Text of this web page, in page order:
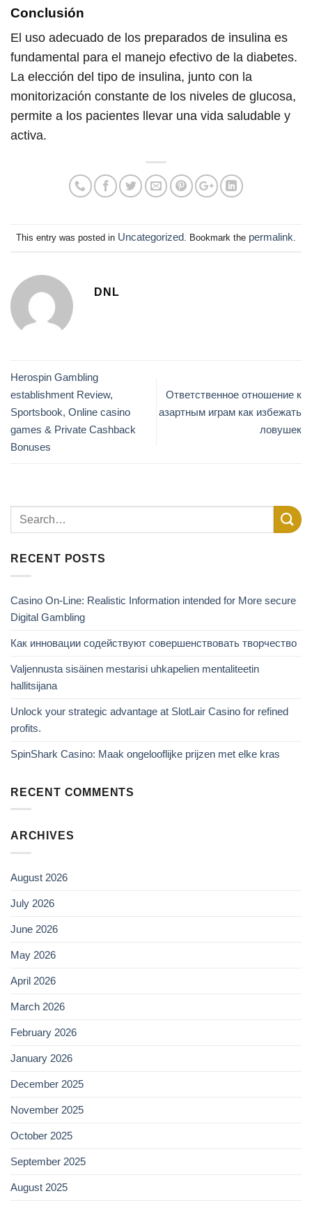
Conclusión
El uso adecuado de los preparados de insulina es
fundamental para el manejo efectivo de la diabetes.
La elección del tipo de insulina, junto con la
monitorización constante de los niveles de glucosa,
permite a los pacientes llevar una vida saludable y
activa.
This entry was posted in Uncategorized. Bookmark the permalink.
DNL
Herospin Gambling
establishment Review,
Sportsbook, Online casino
games & Private Cashback
Bonuses
Ответственное отношение к
азартным играм как избежать
ловушек
RECENT POSTS
Casino On-Line: Realistic Information intended for More secure
Digital Gambling
Как инновации содействуют совершенствовать творчество
Valjennusta sisäinen mestarisi uhkapelien mentaliteetin
hallitsijana
Unlock your strategic advantage at SlotLair Casino for refined
profits.
SpinShark Casino: Maak ongelooflijke prijzen met elke kras
RECENT COMMENTS
ARCHIVES
August 2026
July 2026
June 2026
May 2026
April 2026
March 2026
February 2026
January 2026
December 2025
November 2025
October 2025
September 2025
August 2025